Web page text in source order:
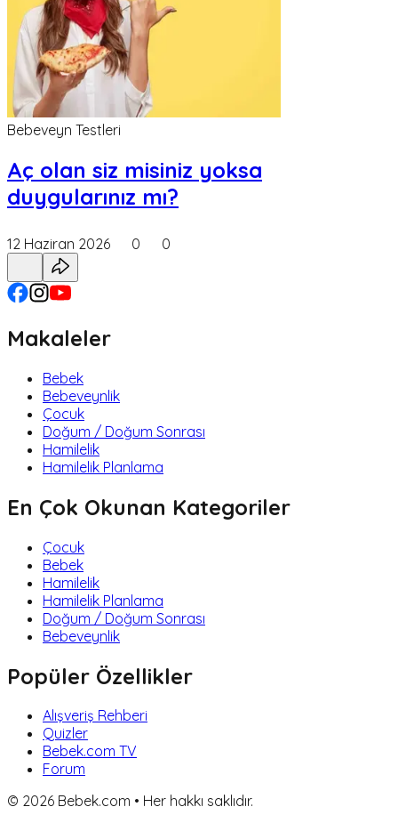
Bebeveyn Testleri
Aç olan siz misiniz yoksa
duygularınız mı?
12 Haziran 2026 0 0
Makaleler
Bebek
Bebeveynlik
Çocuk
Doğum / Doğum Sonrası
Hamilelik
Hamilelik Planlama
En Çok Okunan Kategoriler
Çocuk
Bebek
Hamilelik
Hamilelik Planlama
Doğum / Doğum Sonrası
Bebeveynlik
Popüler Özellikler
Alışveriş Rehberi
Quizler
Bebek.com TV
Forum
© 2026 Bebek.com • Her hakkı saklıdır.